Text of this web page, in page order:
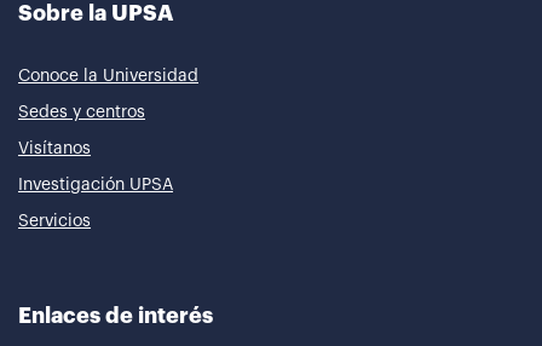
Sobre la UPSA
Conoce la Universidad
Sedes y centros
Visítanos
Investigación UPSA
Servicios
Enlaces de interés